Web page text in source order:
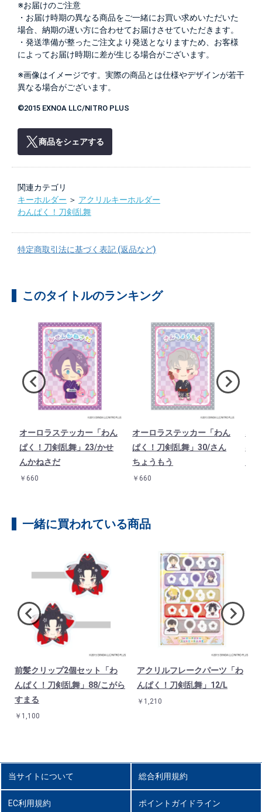
※お届けのご注意
・お届け時期の異なる商品をご一緒にお買い求めいただいた
場合、納期の遅い方に合わせてお届けさせていただきます。
・発送準備が整ったご注文より発送となりますため、お客様
によってお届け時期に差が生じる場合がございます。
※画像はイメージです。実際の商品とは仕様やデザインが若干
異なる場合がございます。
©2015 EXNOA LLC/NITRO PLUS
商品をシェアする
関連カテゴリ
キーホルダー ＞ アクリルキーホルダー
わんぱく！刀剣乱舞
特定商取引法に基づく表記 (返品など)
このタイトルのランキング
オーロラステッカー「わん
ぱく！刀剣乱舞」23/かせ
んかねさだ
￥660
オーロラステッカー「わん
ぱく！刀剣乱舞」30/さん
ちょうもう
￥660
ぱ
一緒に買われている商品
前髪クリップ2個セット「わ
んぱく！刀剣乱舞」88/こがら
すまる
￥1,100
アクリルフレークパーツ「わ
んぱく！刀剣乱舞」12/L
￥1,210
当サイトについて 総合利用規約
EC利用規約 ポイントガイドライン